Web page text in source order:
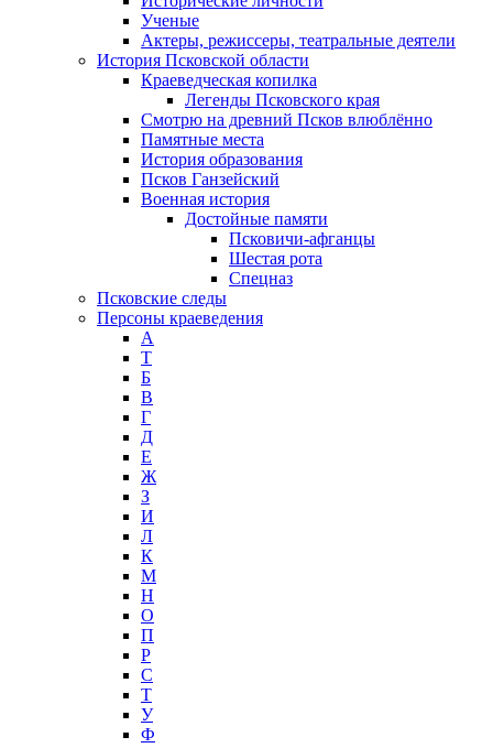
Ученые
Актеры, режиссеры, театральные деятели
История Псковской области
Краеведческая копилка
Легенды Псковского края
Смотрю на древний Псков влюблённо
Памятные места
История образования
Псков Ганзейский
Военная история
Достойные памяти
Псковичи-афганцы
Шестая рота
Спецназ
Псковские следы
Персоны краеведения
А
T
Б
В
Г
Д
Е
Ж
З
И
Л
К
М
Н
О
П
Р
С
Т
У
Ф